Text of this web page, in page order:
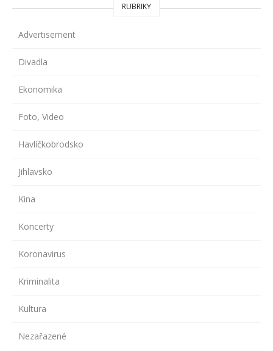
RUBRIKY
Advertisement
Divadla
Ekonomika
Foto, Video
Havlíčkobrodsko
Jihlavsko
Kina
Koncerty
Koronavirus
Kriminalita
Kultura
Nezařazené